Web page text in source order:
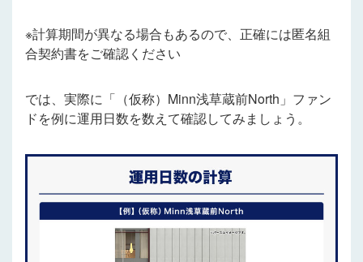
※計算期間が異なる場合もあるので、正確には匿名組
合契約書をご確認ください
では、実際に「（仮称）Minn浅草蔵前North」ファン
ドを例に運用日数を数えて確認してみましょう。